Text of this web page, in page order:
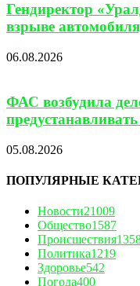
Гендиректор
взрыве
06.08.2026
ФАС возбудила
05.08.2026
ПОПУЛЯРНЫЕ
Новости21009
Общество1587
Происшествия
Политика1219
Здоровье542
Погода400